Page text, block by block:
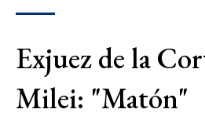
Exjuez de la
Milei: "Matón"